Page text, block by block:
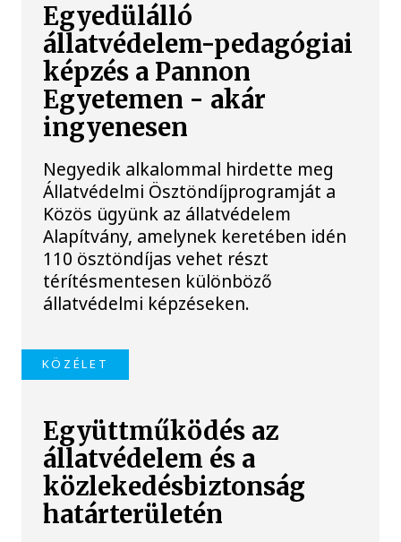
Egyedülálló
állatvédelem-pedagógiai
képzés a Pannon
Egyetemen - akár
ingyenesen
Negyedik alkalommal hirdette meg
Állatvédelmi Ösztöndíjprogramját a
Közös ügyünk az állatvédelem
Alapítvány, amelynek keretében idén
110 ösztöndíjas vehet részt
térítésmentesen különböző
állatvédelmi képzéseken.
KÖZÉLET
Együttműködés az
állatvédelem és a
közlekedésbiztonság
határterületén